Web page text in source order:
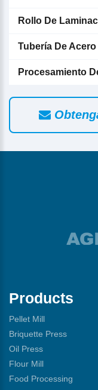
Rollo De
Tubería De Acero
Procesamiento
Products
Pellet Mill
Briquette Press
Oil Press
Flour Mill
Food Processing